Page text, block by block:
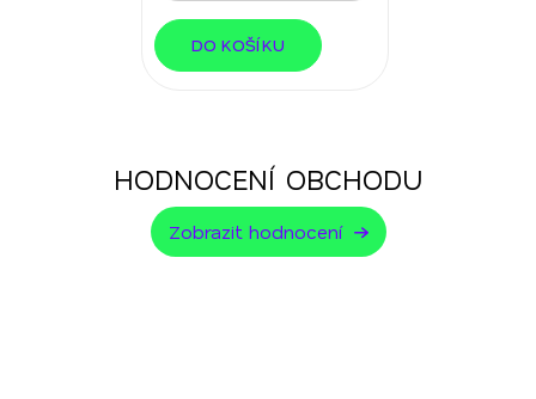
DO KOŠÍKU
HODNOCENÍ OBCHODU
Zobrazit hodnocení